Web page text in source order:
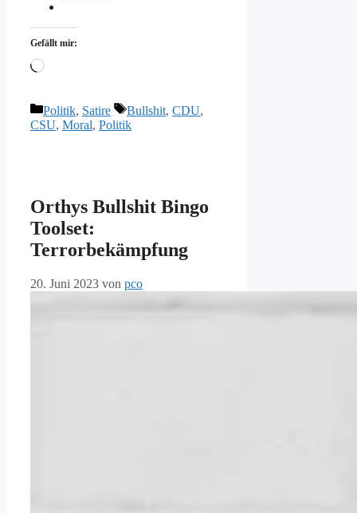
Gefällt mir:
Wird
Kategorien
Politik, Satire Schlagwörter
Bullshit, CDU,
CSU, Moral, Politik
Orthys Bullshit Bingo
Toolset:
Terrorbekämpfung
20. Juni 2023 von pco